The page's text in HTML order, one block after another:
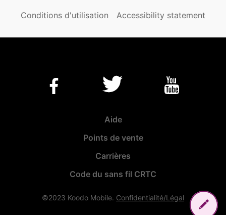
Conditions d'utilisation Accessibility statement
Aide
Points de vente
Carrières
Code du sans fil CRTC
©2023 Koodo Mobile. Confidentialité/Légal